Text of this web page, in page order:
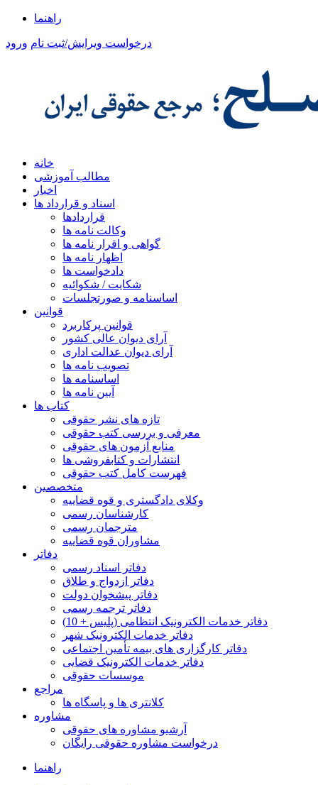
راهنما
درخواست ویرایش/ثبت نام ورود
خانه
مطالب آموزشی
اخبار
اسناد و قرارداد ها
قراردادها
وکالت نامه ها
گواهی و اقرار نامه ها
اظهار نامه ها
دادخواست ها
شکایت / شکوائیه
اساسنامه و صورتجلسات
قوانین
قوانین پرکاربرد
آرای دیوان عالی کشور
آرای دیوان عدالت اداری
تصویب نامه ها
اساسنامه ها
آیین نامه ها
کتاب ها
تازه های نشر حقوقی
معرفی و بررسی کتب حقوقی
منابع آزمون های حقوقی
انتشارات و کتابفروشی ها
فهرست کامل کتب حقوقی
متخصصین
وکلای دادگستری و قوه قضاییه
کارشناسان رسمی
مترجمان رسمی
مشاوران قوه قضاییه
دفاتر
دفاتر اسناد رسمی
دفاتر ازدواج و طلاق
دفاتر پیشخوان دولت
دفاتر ترجمه رسمی
دفاتر خدمات الکترونیک انتظامی (پلیس + 10)
دفاتر خدمات الکترونیک شهر
دفاتر کارگزاری های بیمه تأمین اجتماعی
دفاتر خدمات الکترونیک قضایی
موسسات حقوقی
مراجع
کلانتری ها و پاسگاه ها
مشاوره
آرشیو مشاوره های حقوقی
درخواست مشاوره حقوقی رایگان
راهنما